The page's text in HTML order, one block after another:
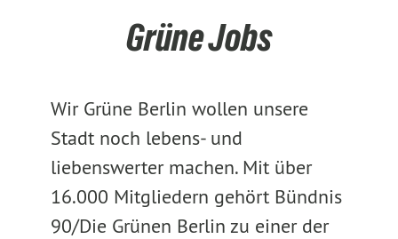
Grüne Jobs
Wir Grüne Berlin wollen unsere
Stadt noch lebens- und
liebenswerter machen. Mit über
16.000 Mitgliedern gehört Bündnis
90/Die Grünen Berlin zu einer der